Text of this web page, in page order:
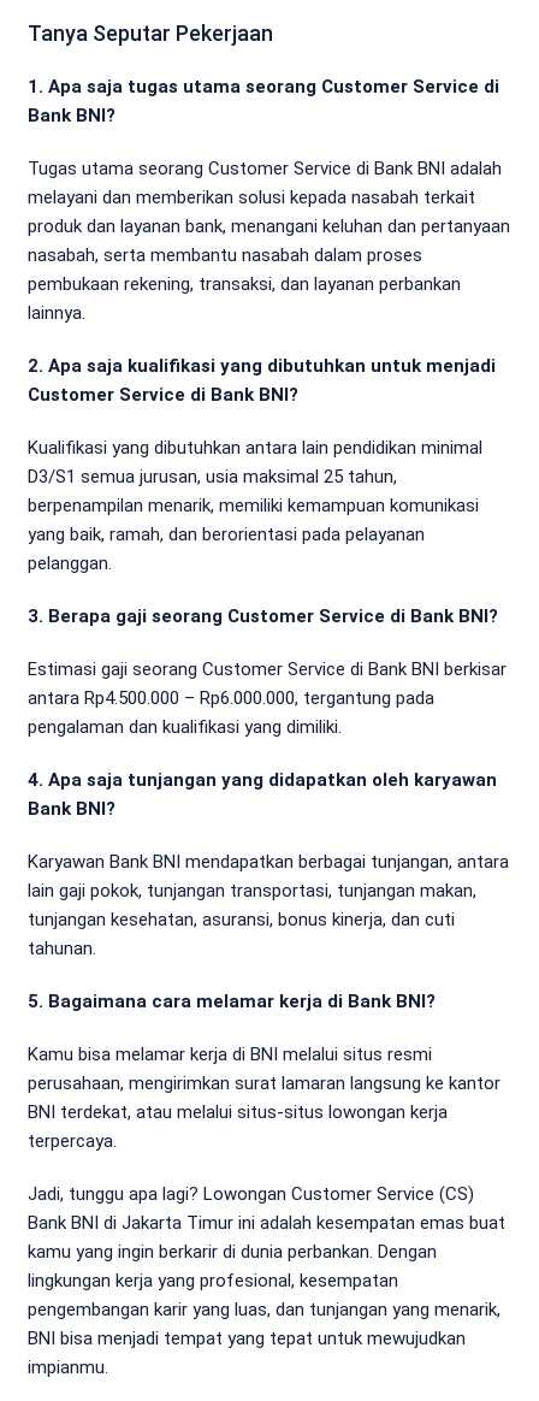
Tanya Seputar Pekerjaan
1. Apa saja tugas utama seorang Customer Service di
Bank BNI?
Tugas utama seorang Customer Service di Bank BNI adalah
melayani dan memberikan solusi kepada nasabah terkait
produk dan layanan bank, menangani keluhan dan pertanyaan
nasabah, serta membantu nasabah dalam proses
pembukaan rekening, transaksi, dan layanan perbankan
lainnya.
2. Apa saja kualifikasi yang dibutuhkan untuk menjadi
Customer Service di Bank BNI?
Kualifikasi yang dibutuhkan antara lain pendidikan minimal
D3/S1 semua jurusan, usia maksimal 25 tahun,
berpenampilan menarik, memiliki kemampuan komunikasi
yang baik, ramah, dan berorientasi pada pelayanan
pelanggan.
3. Berapa gaji seorang Customer Service di Bank BNI?
Estimasi gaji seorang Customer Service di Bank BNI berkisar
antara Rp4.500.000 – Rp6.000.000, tergantung pada
pengalaman dan kualifikasi yang dimiliki.
4. Apa saja tunjangan yang didapatkan oleh karyawan
Bank BNI?
Karyawan Bank BNI mendapatkan berbagai tunjangan, antara
lain gaji pokok, tunjangan transportasi, tunjangan makan,
tunjangan kesehatan, asuransi, bonus kinerja, dan cuti
tahunan.
5. Bagaimana cara melamar kerja di Bank BNI?
Kamu bisa melamar kerja di BNI melalui situs resmi
perusahaan, mengirimkan surat lamaran langsung ke kantor
BNI terdekat, atau melalui situs-situs lowongan kerja
terpercaya.
Jadi, tunggu apa lagi? Lowongan Customer Service (CS)
Bank BNI di Jakarta Timur ini adalah kesempatan emas buat
kamu yang ingin berkarir di dunia perbankan. Dengan
lingkungan kerja yang profesional, kesempatan
pengembangan karir yang luas, dan tunjangan yang menarik,
BNI bisa menjadi tempat yang tepat untuk mewujudkan
impianmu.